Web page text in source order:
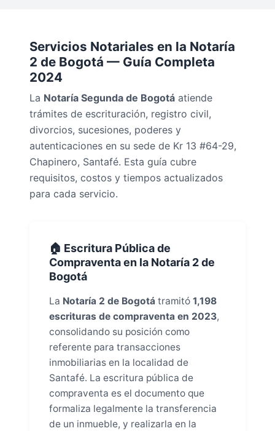
Servicios Notariales en la Notaría
2 de Bogotá — Guía Completa
2024
La Notaría Segunda de Bogotá atiende
trámites de escrituración, registro civil,
divorcios, sucesiones, poderes y
autenticaciones en su sede de Kr 13 #64-29,
Chapinero, Santafé. Esta guía cubre
requisitos, costos y tiempos actualizados
para cada servicio.
🏠 Escritura Pública de
Compraventa en la Notaría 2 de
Bogotá
La Notaría 2 de Bogotá tramitó 1,198
escrituras de compraventa en 2023,
consolidando su posición como
referente para transacciones
inmobiliarias en la localidad de
Santafé. La escritura pública de
compraventa es el documento que
formaliza legalmente la transferencia
de un inmueble, y realizarla en la